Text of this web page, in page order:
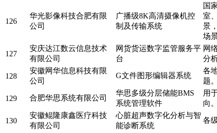
126
华光影像科技合肥有限
公司
广播级8K高清摄像机控
制及传输系统
国
室
景
场
127
安庆达江数云信息技术
有限公司
网货货运数字监管服务平
台
网
分
128
安徽网华信息科技有限
公司
G文件图形编辑器系统
各
题
129 合肥华思系统有限公司
华思多级分层储能BMS
系统管理软件
用
向
130
安徽鲲隆康鑫医疗科技
有限公司
心脏超声数字化分析与智
能诊断系统
各